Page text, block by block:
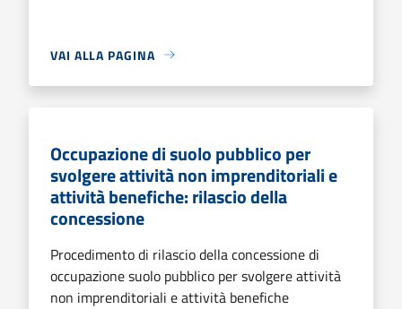
VAI ALLA PAGINA
Occupazione di suolo pubblico per
svolgere attività non imprenditoriali e
attività benefiche: rilascio della
concessione
Procedimento di rilascio della concessione di
occupazione suolo pubblico per svolgere attività
non imprenditoriali e attività benefiche